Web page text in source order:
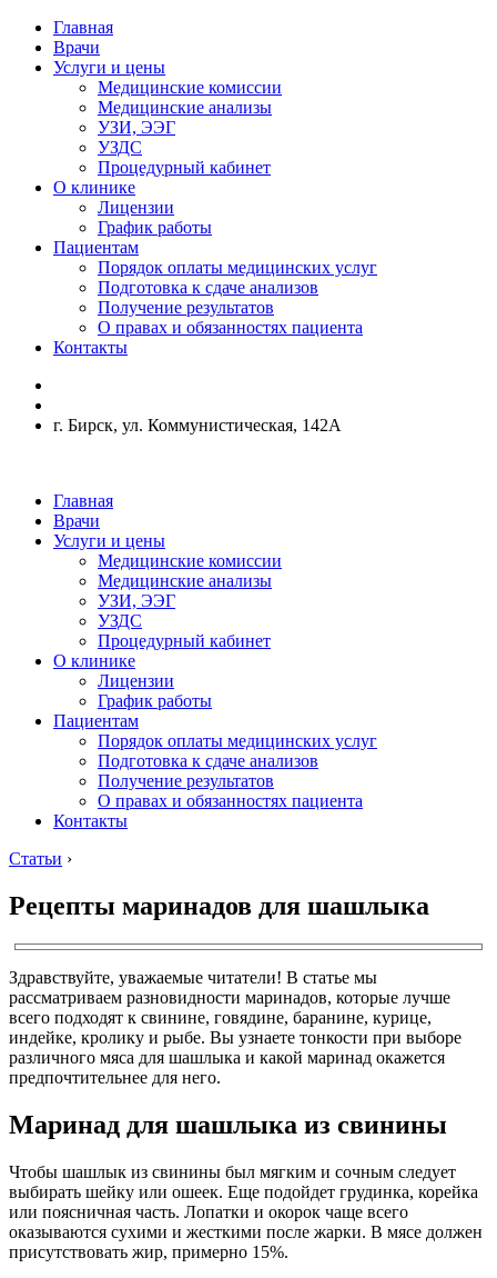
Главная
Врачи
Услуги и цены
Медицинские комиссии
Медицинские анализы
УЗИ, ЭЭГ
УЗДС
Процедурный кабинет
О клинике
Лицензии
График работы
Пациентам
Порядок оплаты медицинских услуг
Подготовка к сдаче анализов
Получение результатов
О правах и обязанностях пациента
Контакты
г. Бирск, ул. Коммунистическая, 142А
Главная
Врачи
Услуги и цены
Медицинские комиссии
Медицинские анализы
УЗИ, ЭЭГ
УЗДС
Процедурный кабинет
О клинике
Лицензии
График работы
Пациентам
Порядок оплаты медицинских услуг
Подготовка к сдаче анализов
Получение результатов
О правах и обязанностях пациента
Контакты
Статьи ›
Рецепты маринадов для шашлыка
Здравствуйте, уважаемые читатели! В статье мы
рассматриваем разновидности маринадов, которые лучше
всего подходят к свинине, говядине, баранине, курице,
индейке, кролику и рыбе. Вы узнаете тонкости при выборе
различного мяса для шашлыка и какой маринад окажется
предпочтительнее для него.
Маринад для шашлыка из свинины
Чтобы шашлык из свинины был мягким и сочным следует
выбирать шейку или ошеек. Еще подойдет грудинка, корейка
или поясничная часть. Лопатки и окорок чаще всего
оказываются сухими и жесткими после жарки. В мясе должен
присутствовать жир, примерно 15%.